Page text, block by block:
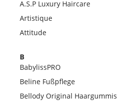
A.S.P Luxury Haircare
Artistique
Attitude
B
BabylissPRO
Beline Fußpflege
Bellody Original Haargummis